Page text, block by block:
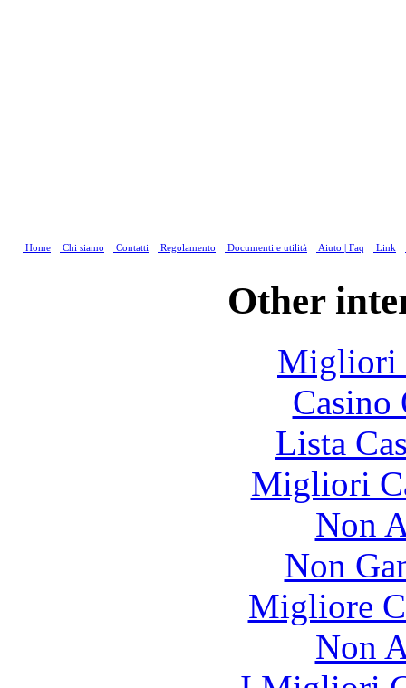
Home Chi siamo Contatti Regolamento Documenti e utilità Aiuto | Faq Link
Other
Migliori
Lista
Migliori
Non
Non
Migliore
Non